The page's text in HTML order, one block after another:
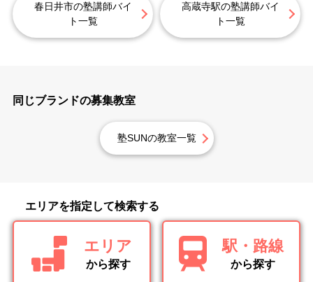
春日井市の塾講師バイ
ト一覧
高蔵寺駅の塾講師バイ
ト一覧
同じブランドの募集教室
塾SUNの教室一覧
エリアを指定して検索する
エリア
から探す
駅・路線
から探す